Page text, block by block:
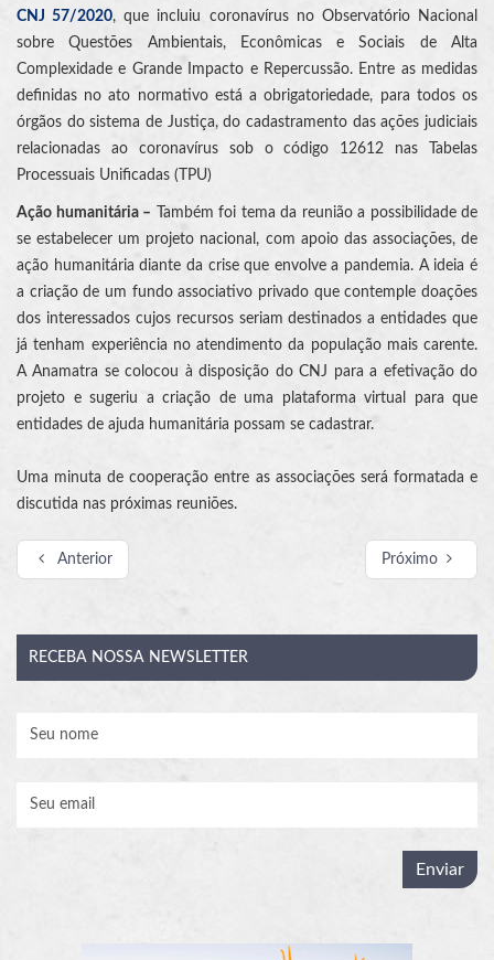
CNJ 57/2020, que incluiu coronavírus no Observatório Nacional
sobre Questões Ambientais, Econômicas e Sociais de Alta
Complexidade e Grande Impacto e Repercussão. Entre as medidas
definidas no ato normativo está a obrigatoriedade, para todos os
órgãos do sistema de Justiça, do cadastramento das ações judiciais
relacionadas ao coronavírus sob o código 12612 nas Tabelas
Processuais Unificadas (TPU)
Ação humanitária – Também foi tema da reunião a possibilidade de
se estabelecer um projeto nacional, com apoio das associações, de
ação humanitária diante da crise que envolve a pandemia. A ideia é
a criação de um fundo associativo privado que contemple doações
dos interessados cujos recursos seriam destinados a entidades que
já tenham experiência no atendimento da população mais carente.
A Anamatra se colocou à disposição do CNJ para a efetivação do
projeto e sugeriu a criação de uma plataforma virtual para que
entidades de ajuda humanitária possam se cadastrar.
Uma minuta de cooperação entre as associações será formatada e
discutida nas próximas reuniões.
Anterior Próximo
RECEBA NOSSA NEWSLETTER